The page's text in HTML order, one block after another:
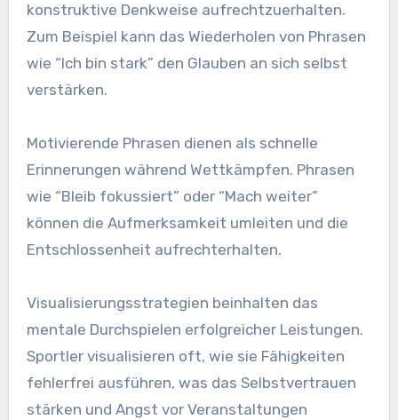
konstruktive Denkweise aufrechtzuerhalten.
Zum Beispiel kann das Wiederholen von Phrasen
wie “Ich bin stark” den Glauben an sich selbst
verstärken.
Motivierende Phrasen dienen als schnelle
Erinnerungen während Wettkämpfen. Phrasen
wie “Bleib fokussiert” oder “Mach weiter”
können die Aufmerksamkeit umleiten und die
Entschlossenheit aufrechterhalten.
Visualisierungsstrategien beinhalten das
mentale Durchspielen erfolgreicher Leistungen.
Sportler visualisieren oft, wie sie Fähigkeiten
fehlerfrei ausführen, was das Selbstvertrauen
stärken und Angst vor Veranstaltungen